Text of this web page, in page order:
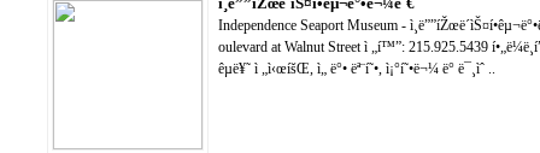
Independence Seaport Museum -
oulevard at Walnut Street ì „í™”: 215.925.5439
êµë¥˜ ì „ì‹œíšŒ, ì„ ë°• ëª¨í˜•, ì¡°í˜•ë¬¼ ë° ë¯¸ìˆ ..